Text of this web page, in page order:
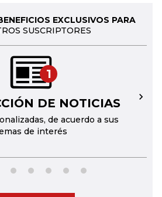
EXCLUSIVOS PARA
SUSCRIPTORES
1
DE NOTICIAS
de acuerdo a sus
de interés
→